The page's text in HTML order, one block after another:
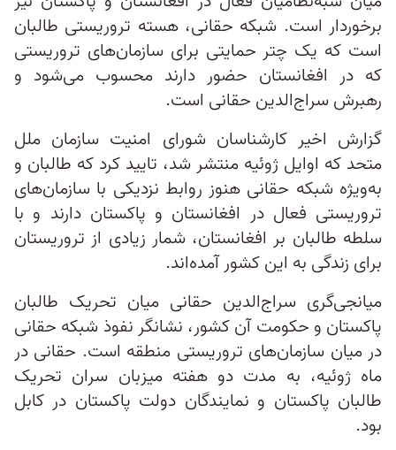
برخوردار است. شبکه حقانی، هسته تروریستی طالبان
است که یک چتر حمایتی برای سازمان‌های تروریستی
که در افغانستان حضور دارند محسوب می‌شود و
رهبرش سراج‌الدین حقانی است.
گزارش اخیر کارشناسان شورای امنیت سازمان ملل
متحد که اوایل ژوئیه منتشر شد، تایید کرد که طالبان و
به‌ویژه شبکه حقانی هنوز روابط نزدیکی با سازمان‌های
تروریستی فعال در افغانستان و پاکستان دارند و با
سلطه طالبان بر افغانستان، شمار زیادی از تروریستان
برای زندگی به این کشور آمده‌اند.
میانجی‌گری سراج‌الدین حقانی میان تحریک طالبان
پاکستان و حکومت آن کشور، نشانگر نفوذ شبکه حقانی
در میان سازمان‌های تروریستی منطقه است. حقانی در
ماه ژوئیه، به مدت دو هفته میزبان سران تحریک
طالبان پاکستان و نمایندگان دولت پاکستان در کابل
بود.